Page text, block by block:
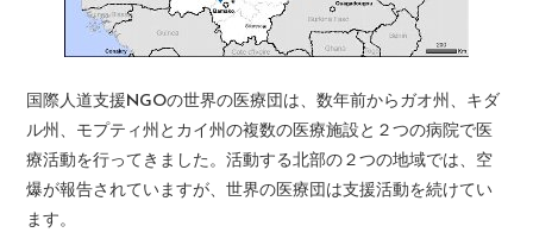
国際人道支援NGOの世界の医療団は、数年前からガオ州、キダ
ル州、モプティ州とカイ州の複数の医療施設と２つの病院で医
療活動を行ってきました。活動する北部の２つの地域では、空
爆が報告されていますが、世界の医療団は支援活動を続けてい
ます。